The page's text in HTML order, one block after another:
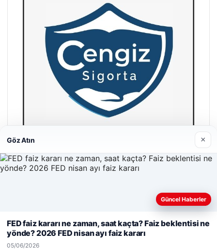
Hastaş Beton
Web sitemizi nasıl kullandığınızı daha iyi anlayabilmek,
kullanıyoruz.Çerez Politikamız
Göz Atın ×
Güncel Haberler
FED faiz kararı ne zaman, saat kaçta? Faiz beklentisi ne
yönde? 2026 FED nisan ayı faiz kararı
05/06/2026